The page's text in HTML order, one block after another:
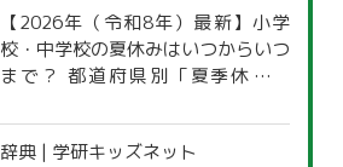
【2026年（令和8年）最新】小学
校・中学校の夏休みはいつからいつ
まで？ 都道府県別「夏季休暇一
辞典 | 学研キッズネット